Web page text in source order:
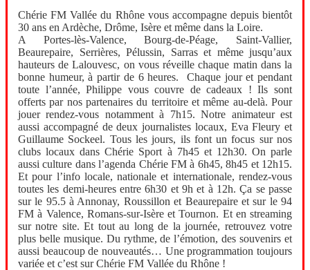
Chérie FM Vallée du Rhône vous accompagne depuis bientôt
30 ans en Ardèche, Drôme, Isère et même dans la Loire.
A Portes-lès-Valence, Bourg-de-Péage, Saint-Vallier,
Beaurepaire, Serrières, Pélussin, Sarras et même jusqu’aux
hauteurs de Lalouvesc, on vous réveille chaque matin dans la
bonne humeur, à partir de 6 heures. Chaque jour et pendant
toute l’année, Philippe vous couvre de cadeaux ! Ils sont
offerts par nos partenaires du territoire et même au-delà. Pour
jouer rendez-vous notamment à 7h15. Notre animateur est
aussi accompagné de deux journalistes locaux, Eva Fleury et
Guillaume Sockeel. Tous les jours, ils font un focus sur nos
clubs locaux dans Chérie Sport à 7h45 et 12h30. On parle
aussi culture dans l’agenda Chérie FM à 6h45, 8h45 et 12h15.
Et pour l’info locale, nationale et internationale, rendez-vous
toutes les demi-heures entre 6h30 et 9h et à 12h. Ça se passe
sur le 95.5 à Annonay, Roussillon et Beaurepaire et sur le 94
FM à Valence, Romans-sur-Isère et Tournon. Et en streaming
sur notre site. Et tout au long de la journée, retrouvez votre
plus belle musique. Du rythme, de l’émotion, des souvenirs et
aussi beaucoup de nouveautés… Une programmation toujours
variée et c’est sur Chérie FM Vallée du Rhône !